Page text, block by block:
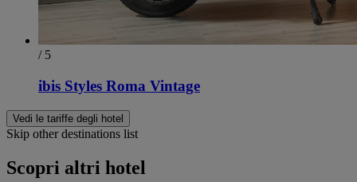
/ 5
ibis Styles Roma Vintage
Vedi le tariffe degli hotel
Skip other destinations list
Scopri altri hotel